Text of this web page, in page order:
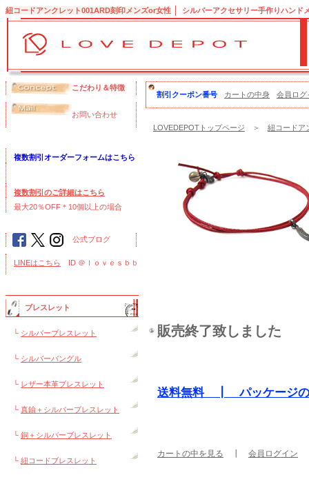
紐コードアンクレット001ARD刻印メンズor女性 シルバーアクセサリー手作りハンド
こだわり＆特徴
お問い合わせ
複数割引オーダーフォームはこちら
複数割引のご詳細はこちら
最大20％OFF＊10個以上の場合
公式ブログ
LINEはこちら ID ＠ｌｏｖｅｓｂｂ
ブレスレット
└ シルバーブレスレット
└ シルバーバングル
└ レザー本革ブレスレット
└ 真鍮＋シルバーブレスレット
└ 銅＋シルバーブレスレット
└ 紐コードブレスレット
割引クーポン番号 カートの中身 会員ログ
LOVEDEPOTトップページ ＞ 紐コードア
販売終了致しました
送料無料 ┃ パッケージの
カートの中を見る 会員ログイン